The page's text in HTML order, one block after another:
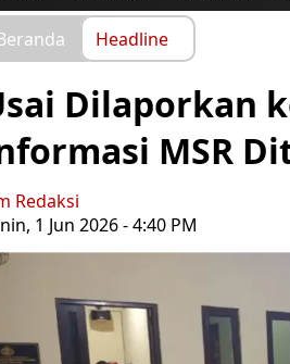
Headline
Dilaporkan
MSR
Redaksi
1 Jun 2026 - 4:40 PM